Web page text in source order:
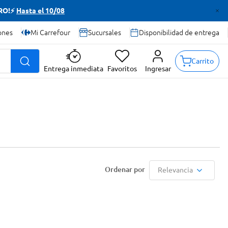
Hasta el 10/08
Mi Carrefour Sucursales Disponibilidad de entrega
Entrega inmediata Favoritos Ingresar
Carrito
Relevancia